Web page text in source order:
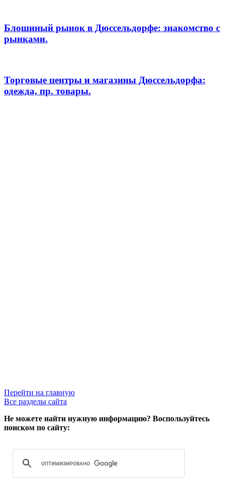
Блошиный рынок в Дюссельдорфе: знакомство с
рынками.
Торговые центры и магазины Дюссельдорфа:
одежда, пр. товары.
Перейти на главную
Все разделы сайта
Не можете найти нужную информацию? Воспользуйтесь
поиском по сайту: